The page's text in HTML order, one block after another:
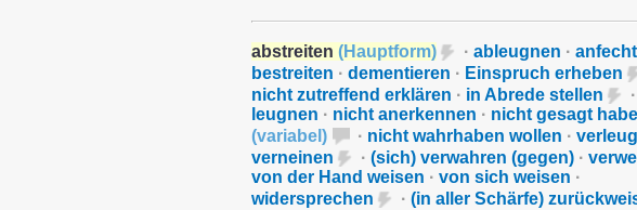
abstreiten (Hauptform) · ableugnen ·
bestreiten · dementieren · Einspruch erheben
nicht zutreffend erklären · in Abrede stellen
·
leugnen · nicht anerkennen · nicht gesagt
(variabel ) · nicht wahrhaben wollen ·
verneinen
· (sich) verwahren (gegen) ·
von der Hand weisen · von sich weisen ·
widersprechen
· (in aller Schärfe)